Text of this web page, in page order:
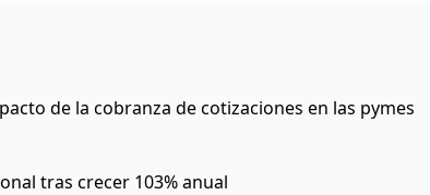
de la cobranza de cotizaciones en las pymes
tras crecer 103% anual